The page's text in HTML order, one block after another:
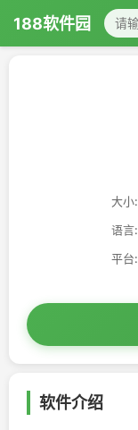
188软件园
大小:
语言:
平台:
软件介绍